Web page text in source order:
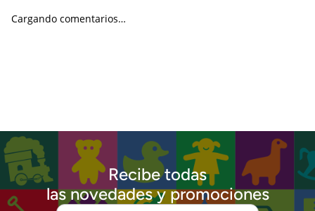
Cargando comentarios…
Recibe todas
las novedades y promociones